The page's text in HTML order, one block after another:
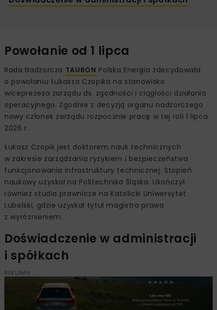
Powołanie od 1 lipca
Rada Nadzorcza TAURON Polska Energia zdecydowała
o powołaniu Łukasza Czopika na stanowisko
wiceprezesa zarządu ds. zgodności i ciągłości działania
operacyjnego. Zgodnie z decyzją organu nadzorczego
nowy członek zarządu rozpocznie pracę w tej roli 1 lipca
2026 r.
Łukasz Czopik jest doktorem nauk technicznych
w zakresie zarządzania ryzykiem i bezpieczeństwa
funkcjonowania infrastruktury technicznej. Stopień
naukowy uzyskał na Politechnika Śląska. Ukończył
również studia prawnicze na Katolicki Uniwersytet
Lubelski, gdzie uzyskał tytuł magistra prawa
z wyróżnieniem.
Doświadczenie w administracji
i spółkach
REKLAMA